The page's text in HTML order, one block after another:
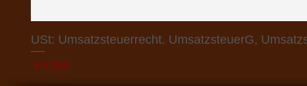
USt: Umsatzsteuerrecht. UmsatzsteuerG,
価格
￥4,368